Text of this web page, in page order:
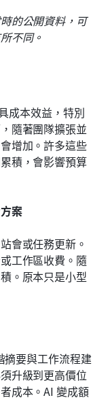
的公開資料，可
不同。
成本效益，特別
隨著團隊擴張並
增加。許多這些
積，會影響預算
案
會或任務更新。
工作區收費。隨
。原本只是小型
摘要與工作流程建
升級到更高價位
成本。AI 變成額